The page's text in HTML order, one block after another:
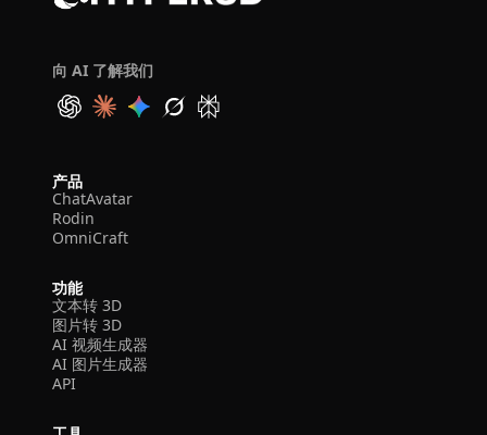
向 AI 了解我们
产品
ChatAvatar
Rodin
OmniCraft
功能
文本转 3D
图片转 3D
AI 视频生成器
AI 图片生成器
API